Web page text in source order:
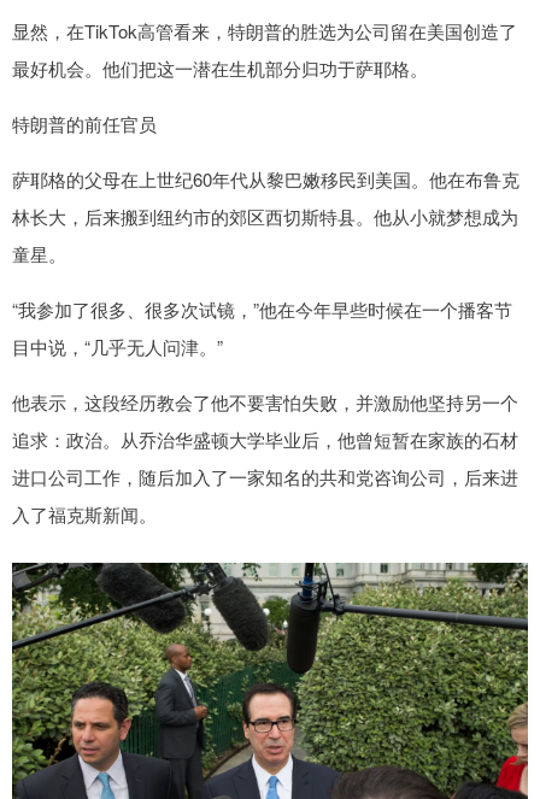
显然，在TikTok高管看来，特朗普的胜选为公司留在美国创造了
最好机会。他们把这一潜在生机部分归功于萨耶格。
特朗普的前任官员
萨耶格的父母在上世纪60年代从黎巴嫩移民到美国。他在布鲁克
林长大，后来搬到纽约市的郊区西切斯特县。他从小就梦想成为
童星。
“我参加了很多、很多次试镜，”他在今年早些时候在一个播客节
目中说，“几乎无人问津。”
他表示，这段经历教会了他不要害怕失败，并激励他坚持另一个
追求：政治。从乔治华盛顿大学毕业后，他曾短暂在家族的石材
进口公司工作，随后加入了一家知名的共和党咨询公司，后来进
入了福克斯新闻。